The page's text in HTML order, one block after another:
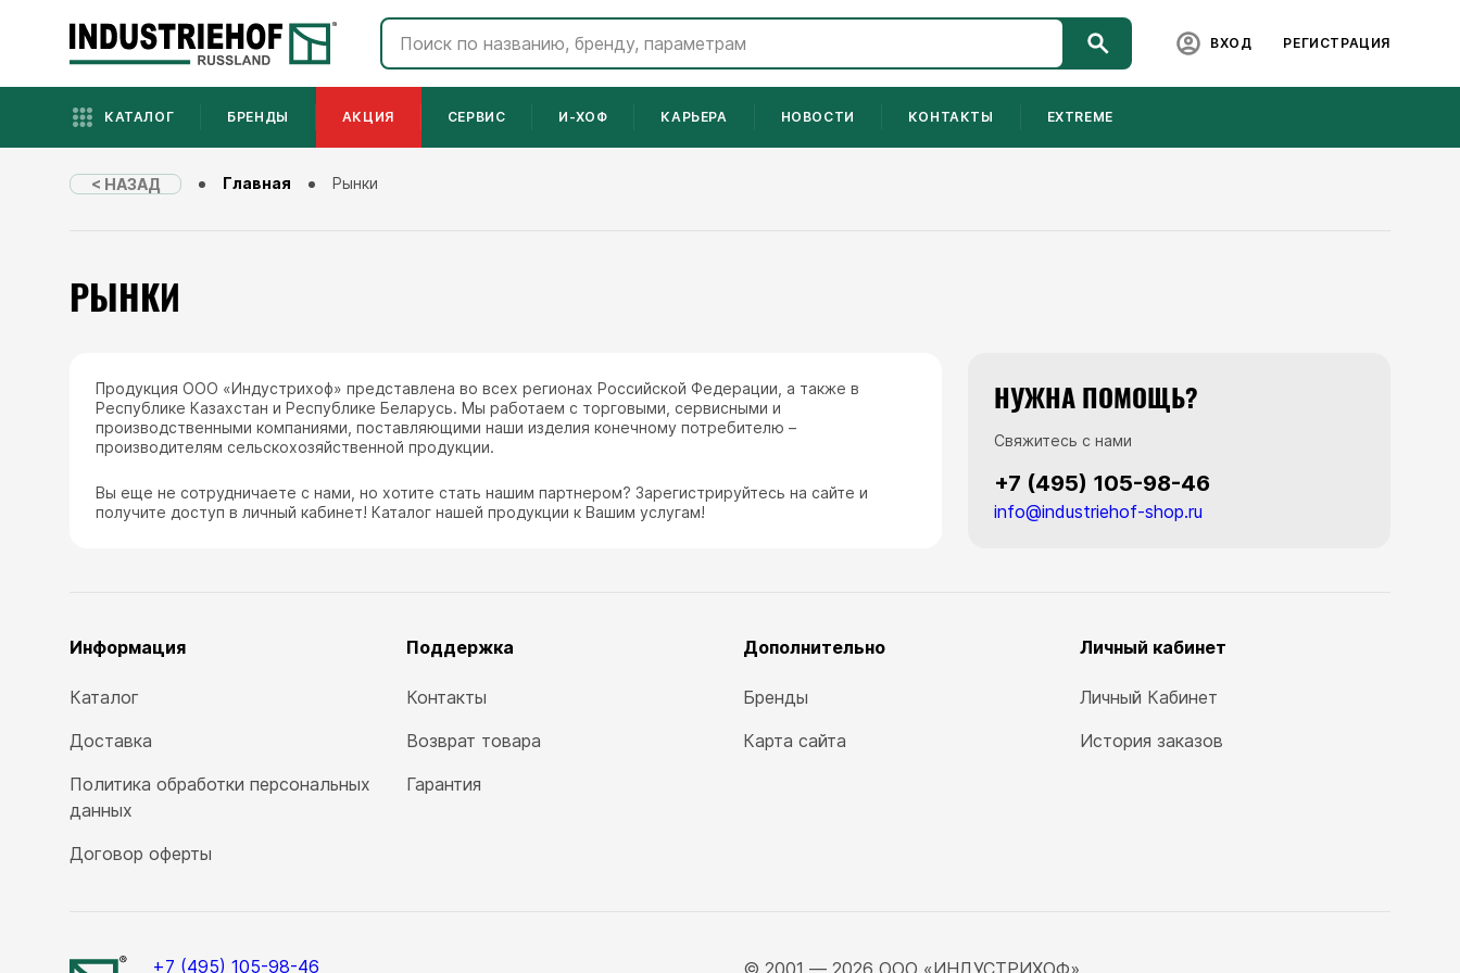
ВХОД РЕГИСТРАЦИЯ
КАТАЛОГ БРЕНДЫ АКЦИЯ СЕРВИС И-ХОФ КАРЬЕРА НОВОСТИ КОНТАКТЫ EXTREME
< НАЗАД Главная Рынки
РЫНКИ
Продукция ООО «Индустрихоф» представлена во всех регионах Российской Федерации, а также в
Республике Казахстан и Республике Беларусь. Мы работаем с торговыми, сервисными и
производственными компаниями, поставляющими наши изделия конечному потребителю –
производителям сельскохозяйственной продукции.
Вы еще не сотрудничаете с нами, но хотите стать нашим партнером? Зарегистрируйтесь на сайте и
получите доступ в личный кабинет! Каталог нашей продукции к Вашим услугам!
НУЖНА ПОМОЩЬ?
Свяжитесь с нами
+7 (495) 105-98-46
info@industriehof-shop.ru
Информация
Каталог
Доставка
Политика обработки персональных
данных
Договор оферты
Поддержка
Контакты
Возврат товара
Гарантия
Дополнительно
Бренды
Карта сайта
Личный кабинет
Личный Кабинет
История заказов
+7 (495) 105-98-46 © 2001 ― 2026 ООО «ИНДУСТРИХОФ»